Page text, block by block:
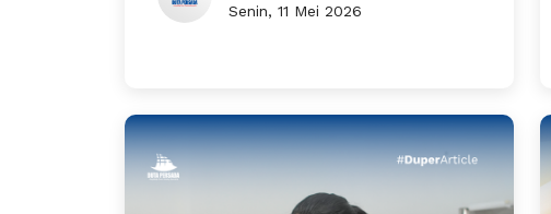
Senin, 11 Mei 2026